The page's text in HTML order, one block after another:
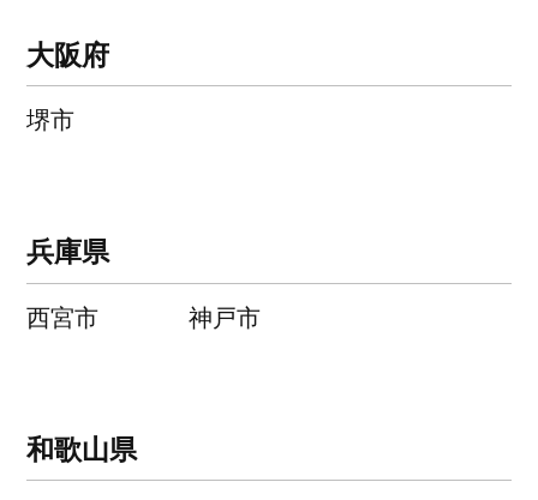
大阪府
堺市
兵庫県
西宮市 神戸市
和歌山県